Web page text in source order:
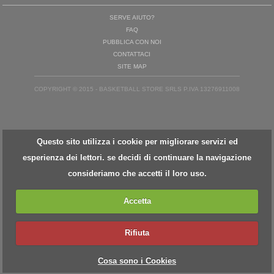
SERVE AIUTO?
FAQ
PUBBLICA CON NOI
CONTATTACI
SITE MAP
COPYRIGHT © 2015 - BASKETBALL STORE SRLS P.IVA 13276911008
Questo sito utilizza i cookie per migliorare servizi ed
esperienza dei lettori. se decidi di continuare la navigazione
consideriamo che accetti il loro uso.
Accetta
Rifiuta
Cosa sono i Cookies